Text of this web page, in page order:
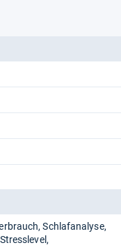
Schlafanalyse
Stresslevel